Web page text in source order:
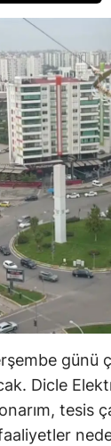
günü
Dicle
tesis